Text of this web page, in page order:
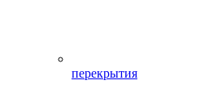
перекрытия